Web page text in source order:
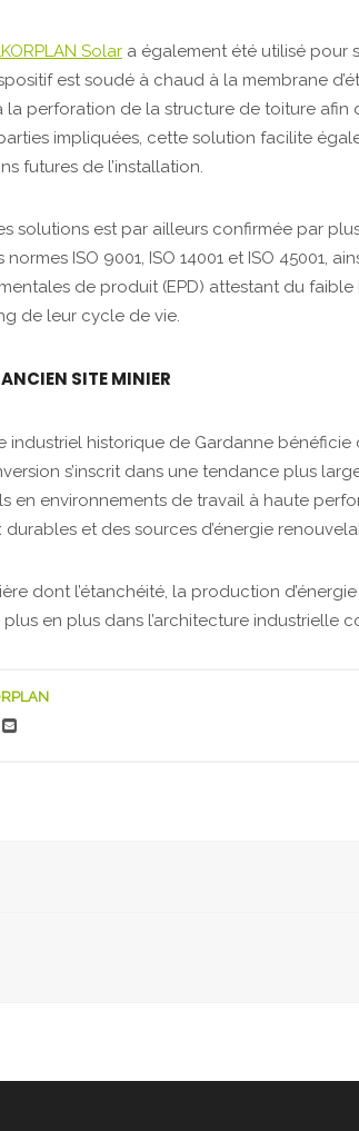
Solar a également été utilisé pour
est soudé à chaud à la membrane
perforation de la structure de toiture afin
impliquées, cette solution facilite
futures de l’installation.
solutions est par ailleurs confirmée par
ISO 9001, ISO 14001 et ISO 45001,
de produit (EPD) attestant du
de leur cycle de vie.
SITE MINIER
industriel historique de Gardanne bénéficie
s’inscrit dans une tendance plus
en environnements de travail à haute
et des sources d’énergie
dont l’étanchéité, la production
en plus dans l’architecture industrielle